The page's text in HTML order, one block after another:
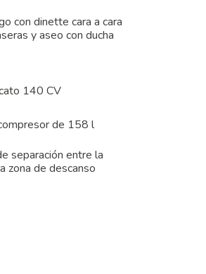
con dinette cara a cara
y aseo con ducha
140 CV
de 158 l
separación entre la
zona de descanso